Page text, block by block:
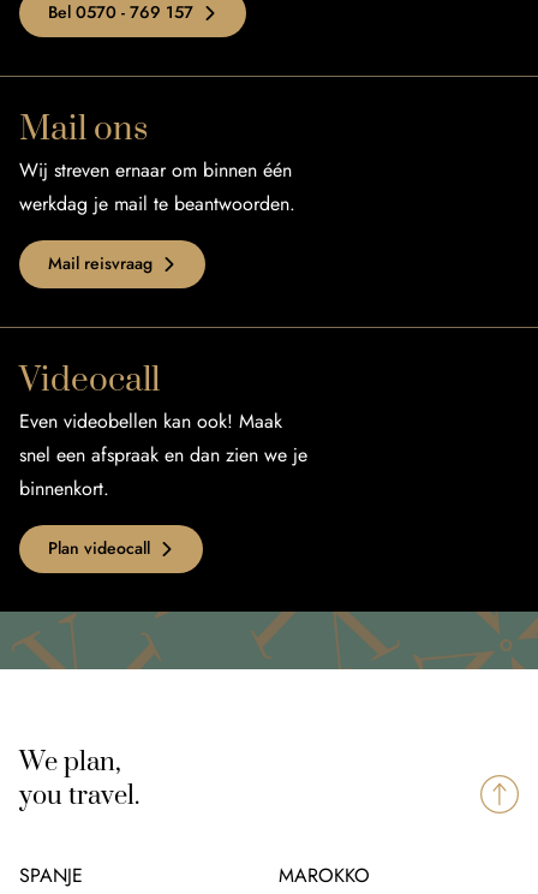
Bel 0570 - 769 157
Mail ons
Wij streven ernaar om binnen één
werkdag je mail te beantwoorden.
Mail reisvraag
Videocall
Even videobellen kan ook! Maak
snel een afspraak en dan zien we je
binnenkort.
Plan videocall
We plan,
you travel.
SPANJE MAROKKO